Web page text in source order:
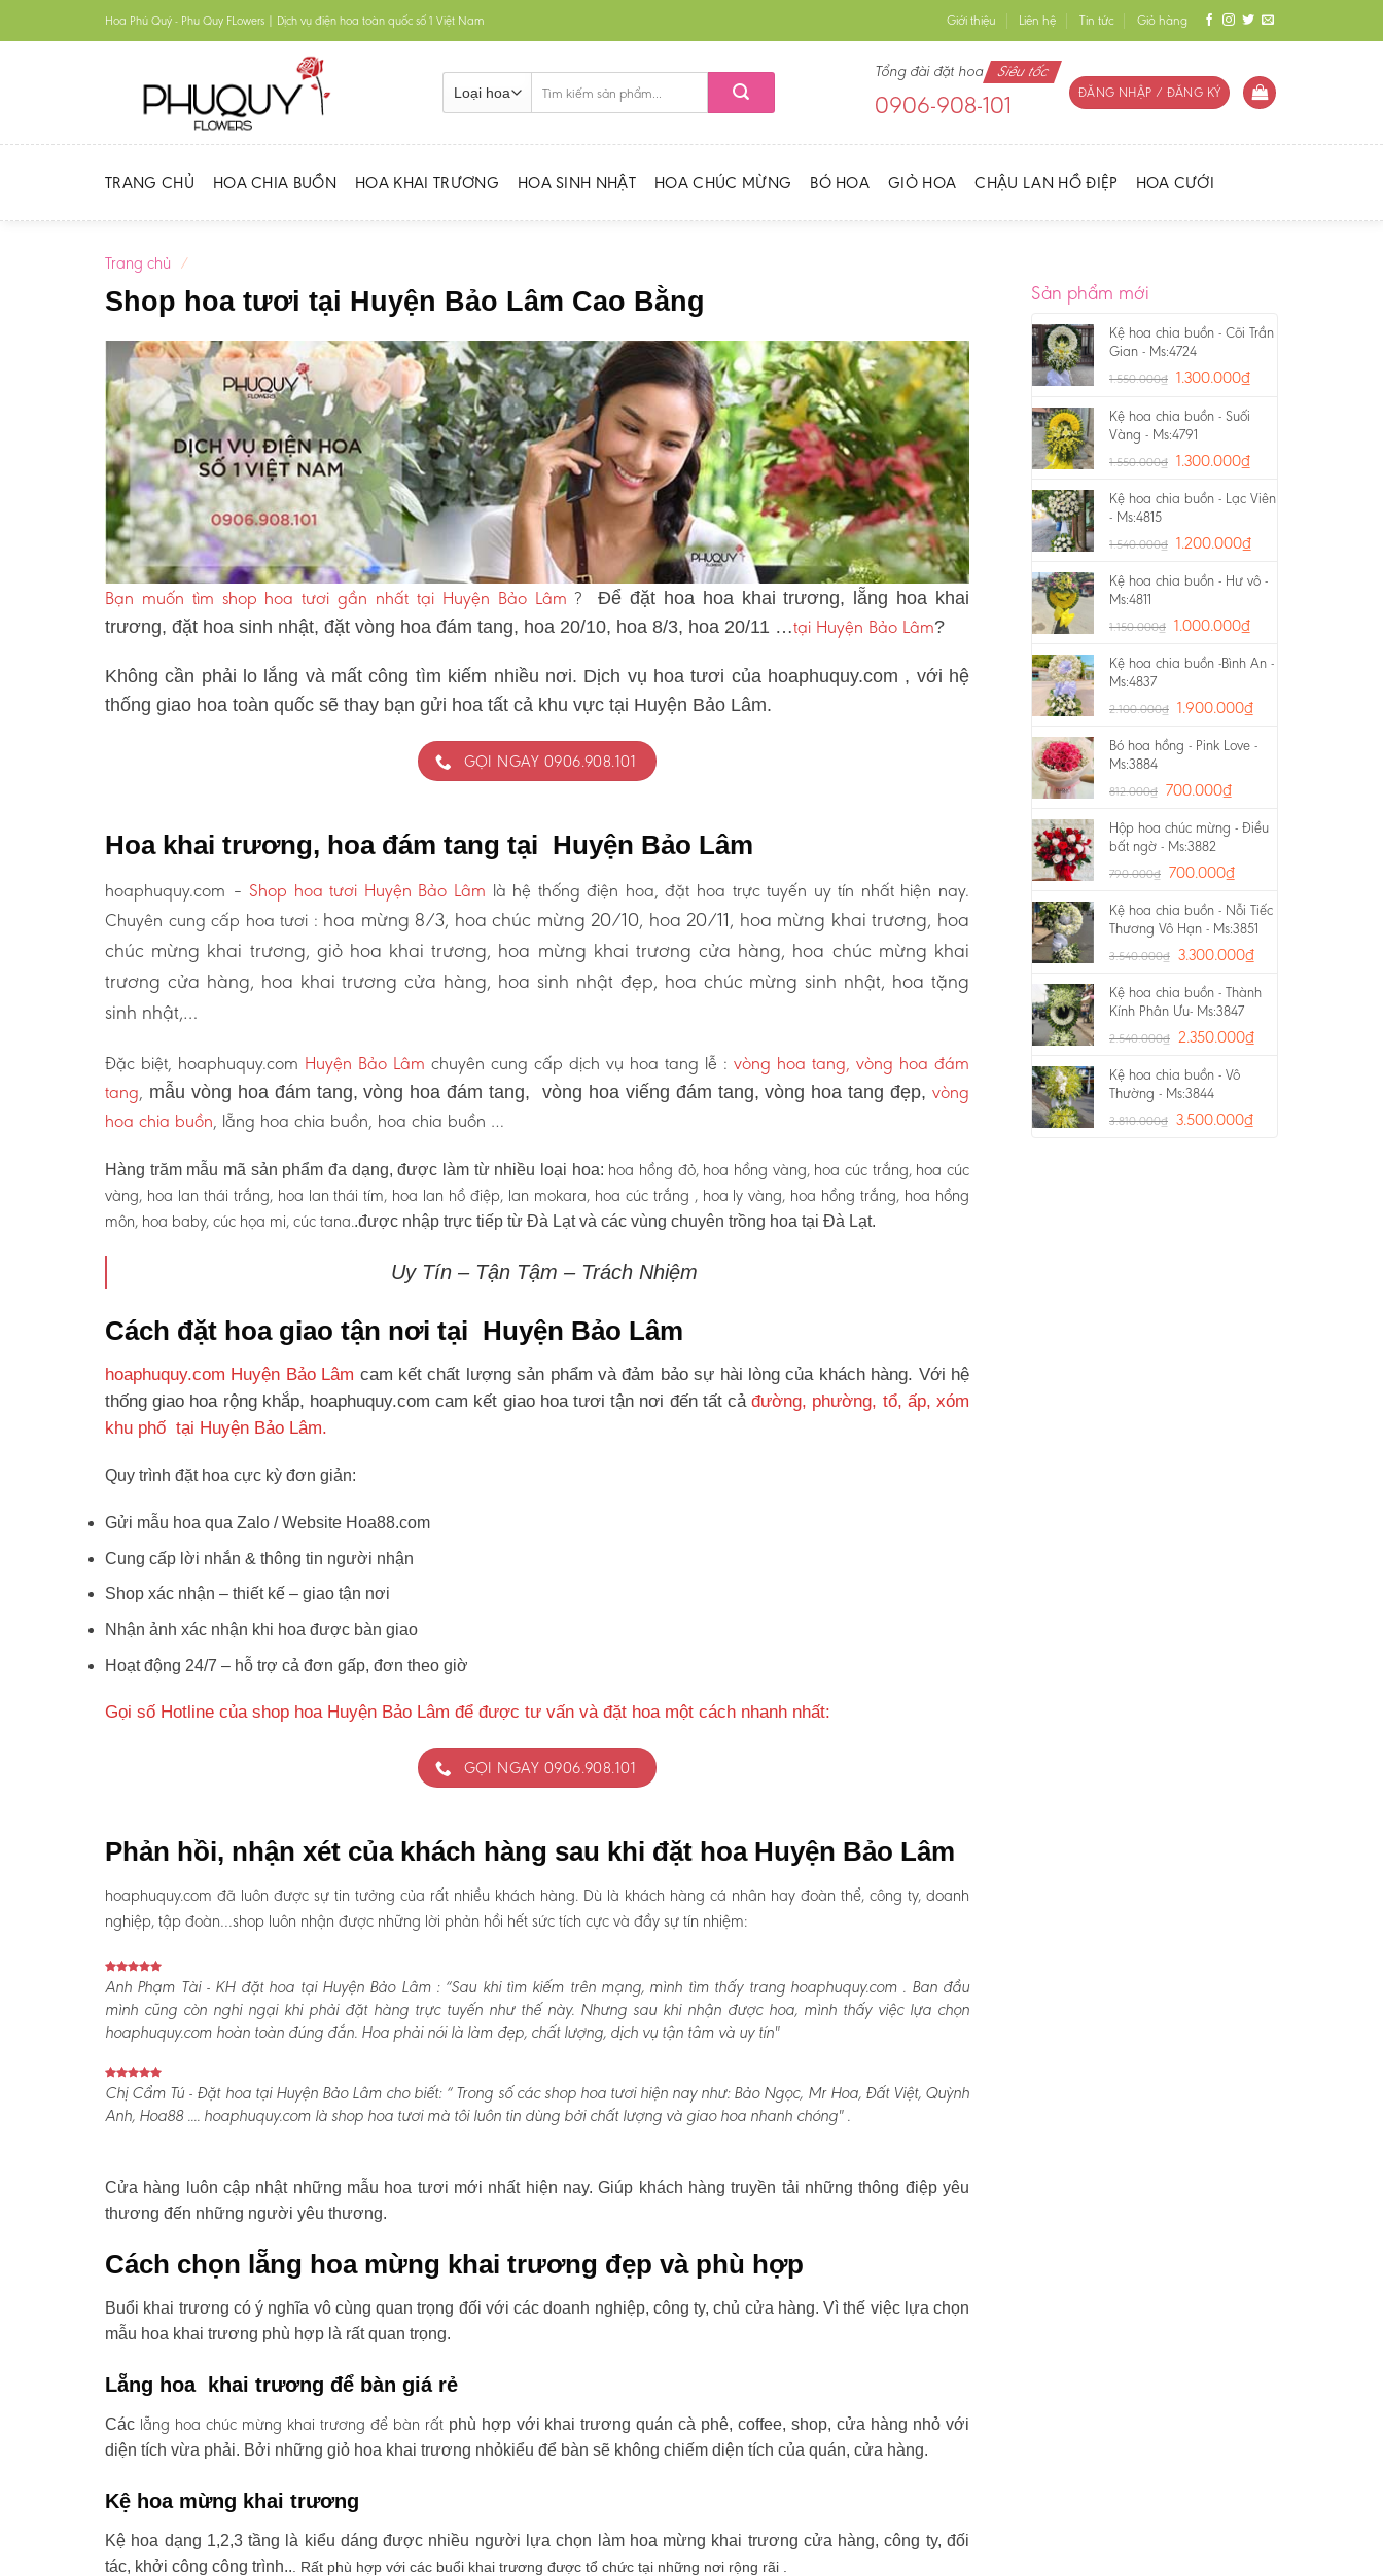
to
Hoa Phú Quý - Phu Quy FLowers | Dịch vụ điện hoa toàn quốc số 1 Việt Nam Giới thiệu Liên hệ Tin tức Giỏ hàng
kiếm:
Tổng đài đặt hoa Siêu tốc
0906-908-101 ĐĂNG NHẬP / ĐĂNG KÝ
TRANG CHỦ HOA CHIA BUỒN HOA KHAI TRƯƠNG HOA SINH NHẬT HOA CHÚC MỪNG BÓ HOA GIỎ HOA CHẬU LAN HỒ ĐIỆP HOA CƯỚI
Trang chủ /
Shop hoa tươi tại Huyện Bảo Lâm Cao Bằng
Bạn muốn tìm shop hoa tươi gần nhất tại Huyện Bảo Lâm ? Để đặt hoa hoa khai trương, lẵng hoa khai
trương, đặt hoa sinh nhật, đặt vòng hoa đám tang, hoa 20/10, hoa 8/3, hoa 20/11 …tại Huyện Bảo Lâm?
Không cần phải lo lắng và mất công tìm kiếm nhiều nơi. Dịch vụ hoa tươi của hoaphuquy.com , với hệ
thống giao hoa toàn quốc sẽ thay bạn gửi hoa tất cả khu vực tại Huyện Bảo Lâm.
GỌI NGAY 0906.908.101
Hoa khai trương, hoa đám tang tại Huyện Bảo Lâm
hoaphuquy.com – Shop hoa tươi Huyện Bảo Lâm là hệ thống điện hoa, đặt hoa trực tuyến uy tín nhất hiện nay.
Chuyên cung cấp hoa tươi : hoa mừng 8/3, hoa chúc mừng 20/10, hoa 20/11, hoa mừng khai trương, hoa
chúc mừng khai trương, giỏ hoa khai trương, hoa mừng khai trương cửa hàng, hoa chúc mừng khai
trương cửa hàng, hoa khai trương cửa hàng, hoa sinh nhật đẹp, hoa chúc mừng sinh nhật, hoa tặng
sinh nhật,…
Đặc biệt, hoaphuquy.com Huyện Bảo Lâm chuyên cung cấp dịch vụ hoa tang lễ : vòng hoa tang, vòng hoa đám
tang, mẫu vòng hoa đám tang, vòng hoa đám tang, vòng hoa viếng đám tang, vòng hoa tang đẹp,vòng
hoa chia buồn, lẵng hoa chia buồn, hoa chia buồn …
Hàng trăm mẫu mã sản phẩm đa dạng, được làm từ nhiều loại hoa: hoa hồng đỏ, hoa hồng vàng, hoa cúc trắng, hoa cúc
vàng, hoa lan thái trắng, hoa lan thái tím, hoa lan hồ điệp, lan mokara, hoa cúc trắng , hoa ly vàng, hoa hồng trắng, hoa hồng
môn, hoa baby, cúc họa mi, cúc tana..được nhập trực tiếp từ Đà Lạt và các vùng chuyên trồng hoa tại Đà Lạt.
Uy Tín – Tận Tậm – Trách Nhiệm
Cách đặt hoa giao tận nơi tại Huyện Bảo Lâm
hoaphuquy.com Huyện Bảo Lâm cam kết chất lượng sản phẩm và đảm bảo sự hài lòng của khách hàng. Với hệ
thống giao hoa rộng khắp, hoaphuquy.com cam kết giao hoa tươi tận nơi đến tất cảđường, phường, tổ, ấp, xóm
khu phố tại Huyện Bảo Lâm.
Quy trình đặt hoa cực kỳ đơn giản:
Gửi mẫu hoa qua Zalo / Website Hoa88.com
Cung cấp lời nhắn & thông tin người nhận
Shop xác nhận – thiết kế – giao tận nơi
Nhận ảnh xác nhận khi hoa được bàn giao
Hoạt động 24/7 – hỗ trợ cả đơn gấp, đơn theo giờ
Gọi số Hotline của shop hoa Huyện Bảo Lâm để được tư vấn và đặt hoa một cách nhanh nhất:
GỌI NGAY 0906.908.101
Phản hồi, nhận xét của khách hàng sau khi đặt hoa Huyện Bảo Lâm
hoaphuquy.com đã luôn được sự tin tưởng của rất nhiều khách hàng. Dù là khách hàng cá nhân hay đoàn thể, công ty, doanh
nghiệp, tập đoàn…shop luôn nhận được những lời phản hồi hết sức tích cực và đầy sự tín nhiệm:
Anh Phạm Tài - KH đặt hoa tại Huyện Bảo Lâm :“Sau khi tìm kiếm trên mạng, mình tìm thấy trang hoaphuquy.com . Ban đầu
mình cũng còn nghi ngại khi phải đặt hàng trực tuyến như thế này. Nhưng sau khi nhận được hoa, mình thấy việc lựa chọn
hoaphuquy.com hoàn toàn đúng đắn. Hoa phải nói là làm đẹp, chất lượng, dịch vụ tận tâm và uy tín"
Chị Cẩm Tú - Đặt hoa tại Huyện Bảo Lâm cho biết:“ Trong số các shop hoa tươi hiện nay như: Bảo Ngọc, Mr Hoa, Đất Việt, Quỳnh
Anh, Hoa88 .... hoaphuquy.com là shop hoa tươi mà tôi luôn tin dùng bởi chất lượng và giao hoa nhanh chóng" .
Cửa hàng luôn cập nhật những mẫu hoa tươi mới nhất hiện nay. Giúp khách hàng truyền tải những thông điệp yêu
thương đến những người yêu thương.
Cách chọn lẵng hoa mừng khai trương đẹp và phù hợp
Buổi khai trương có ý nghĩa vô cùng quan trọng đối với các doanh nghiệp, công ty, chủ cửa hàng. Vì thế việc lựa chọn
mẫu hoa khai trương phù hợp là rất quan trọng.
Lẵng hoa khai trương để bàn giá rẻ
Các lẵng hoa chúc mừng khai trương để bàn rấtphù hợp với khai trương quán cà phê, coffee, shop, cửa hàng nhỏ với
diện tích vừa phải. Bởi những giỏ hoa khai trương nhỏkiểu để bàn sẽ không chiếm diện tích của quán, cửa hàng.
Kệ hoa mừng khai trương
Kệ hoa dạng 1,2,3 tầng là kiểu dáng được nhiều người lựa chọn làm hoa mừng khai trương cửa hàng, công ty, đối
tác, khởi công công trình.. . Rất phù hợp với các buổi khai trương được tổ chức tại những nơi rộng rãi .
Sản phẩm mới
Kệ hoa chia buồn - Cõi Trần
Gian - Ms:4724
1.550.000₫ 1.300.000₫
Kệ hoa chia buồn - Suối
Vàng - Ms:4791
1.550.000₫ 1.300.000₫
Kệ hoa chia buồn - Lạc Viên
- Ms:4815
1.540.000₫ 1.200.000₫
Kệ hoa chia buồn - Hư vô -
Ms:4811
1.150.000₫ 1.000.000₫
Kệ hoa chia buồn -Bình An -
Ms:4837
2.100.000₫ 1.900.000₫
Bó hoa hồng - Pink Love -
Ms:3884
812.000₫ 700.000₫
Hộp hoa chúc mừng - Điều
bất ngờ - Ms:3882
790.000₫ 700.000₫
Kệ hoa chia buồn - Nỗi Tiếc
Thương Vô Hạn - Ms:3851
3.540.000₫ 3.300.000₫
Kệ hoa chia buồn - Thành
Kính Phân Ưu- Ms:3847
2.540.000₫ 2.350.000₫
Kệ hoa chia buồn - Vô
Thường - Ms:3844
3.810.000₫ 3.500.000₫